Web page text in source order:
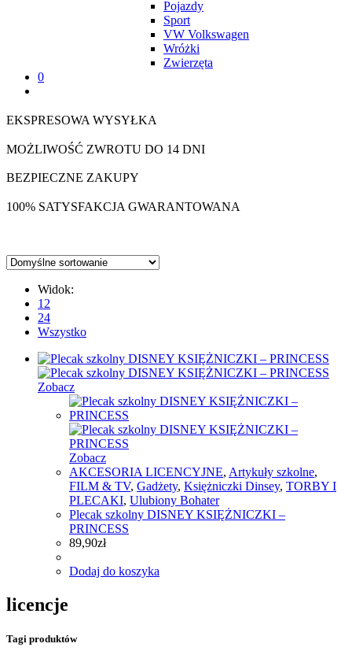
Pojazdy
Sport
VW Volkswagen
Wróżki
Zwierzęta
0
EKSPRESOWA WYSYŁKA
MOŻLIWOŚĆ ZWROTU DO 14 DNI
BEZPIECZNE ZAKUPY
100% SATYSFAKCJA GWARANTOWANA
Widok:
12
24
Wszystko
Zobacz
Zobacz
AKCESORIA LICENCYJNE, Artykuły szkolne,
FILM & TV, Gadżety, Księżniczki Dinsey, TORBY I
PLECAKI, Ulubiony Bohater
Plecak szkolny DISNEY KSIĘŻNICZKI –
PRINCESS
89,90zł
Dodaj do koszyka
licencje
Tagi produktów